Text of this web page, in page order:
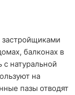
балконах в
натуральной
на
пазы отводят